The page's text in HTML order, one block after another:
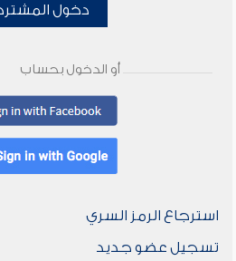
دخول
أو الدخول بحساب
استرجاع الرمز السري
تسجيل عضو جديد